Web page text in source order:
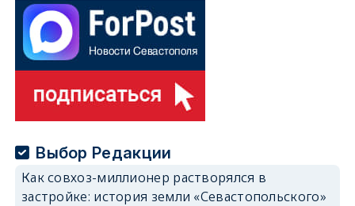
Выбор Редакции
Как совхоз-миллионер растворялся в
застройке: история земли «Севастопольского»